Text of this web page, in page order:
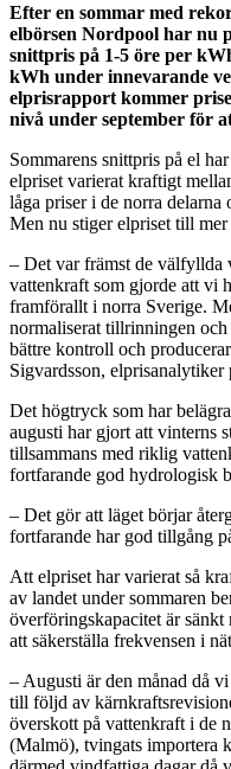
Efter en sommar med
elbörsen Nordpool har nu
snittpris på 1-5 öre per
kWh under innevarande
elprisrapport kommer
nivå under september för
Sommarens snittpris på el
elpriset varierat kraftigt
låga priser i de norra delarna
Men nu stiger elpriset till
– Det var främst de välfyllda
vattenkraft som gjorde att vi
framförallt i norra Sverige.
normaliserat tillrinningen
bättre kontroll och
Sigvardsson, elprisanalytiker
Det högtryck som har
augusti har gjort att vinterns
tillsammans med riklig
fortfarande god hydrologisk
– Det gör att läget börjar
fortfarande har god tillgång
Att elpriset har varierat så
av landet under sommaren
överföringskapacitet är
att säkerställa frekvensen i
– Augusti är den månad då
till följd av
överskott på vattenkraft i de
(Malmö), tvingats importera